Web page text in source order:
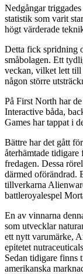
Nedgångar
statistik som varit
högt värderade
Detta fick spridning
småbolagen. Ett
veckan, vilket lett till
någon större
På First North har
Interactive båda,
Games har tappat i
Bättre har det gått
återhämtade
fredagen. Dessa
därmed oförändrad.
tillverkarna
battleroyalespel
En av vinnarna
som utvecklar
ett nytt varumärke,
epitetet
Sedan tidigare finns
amerikanska